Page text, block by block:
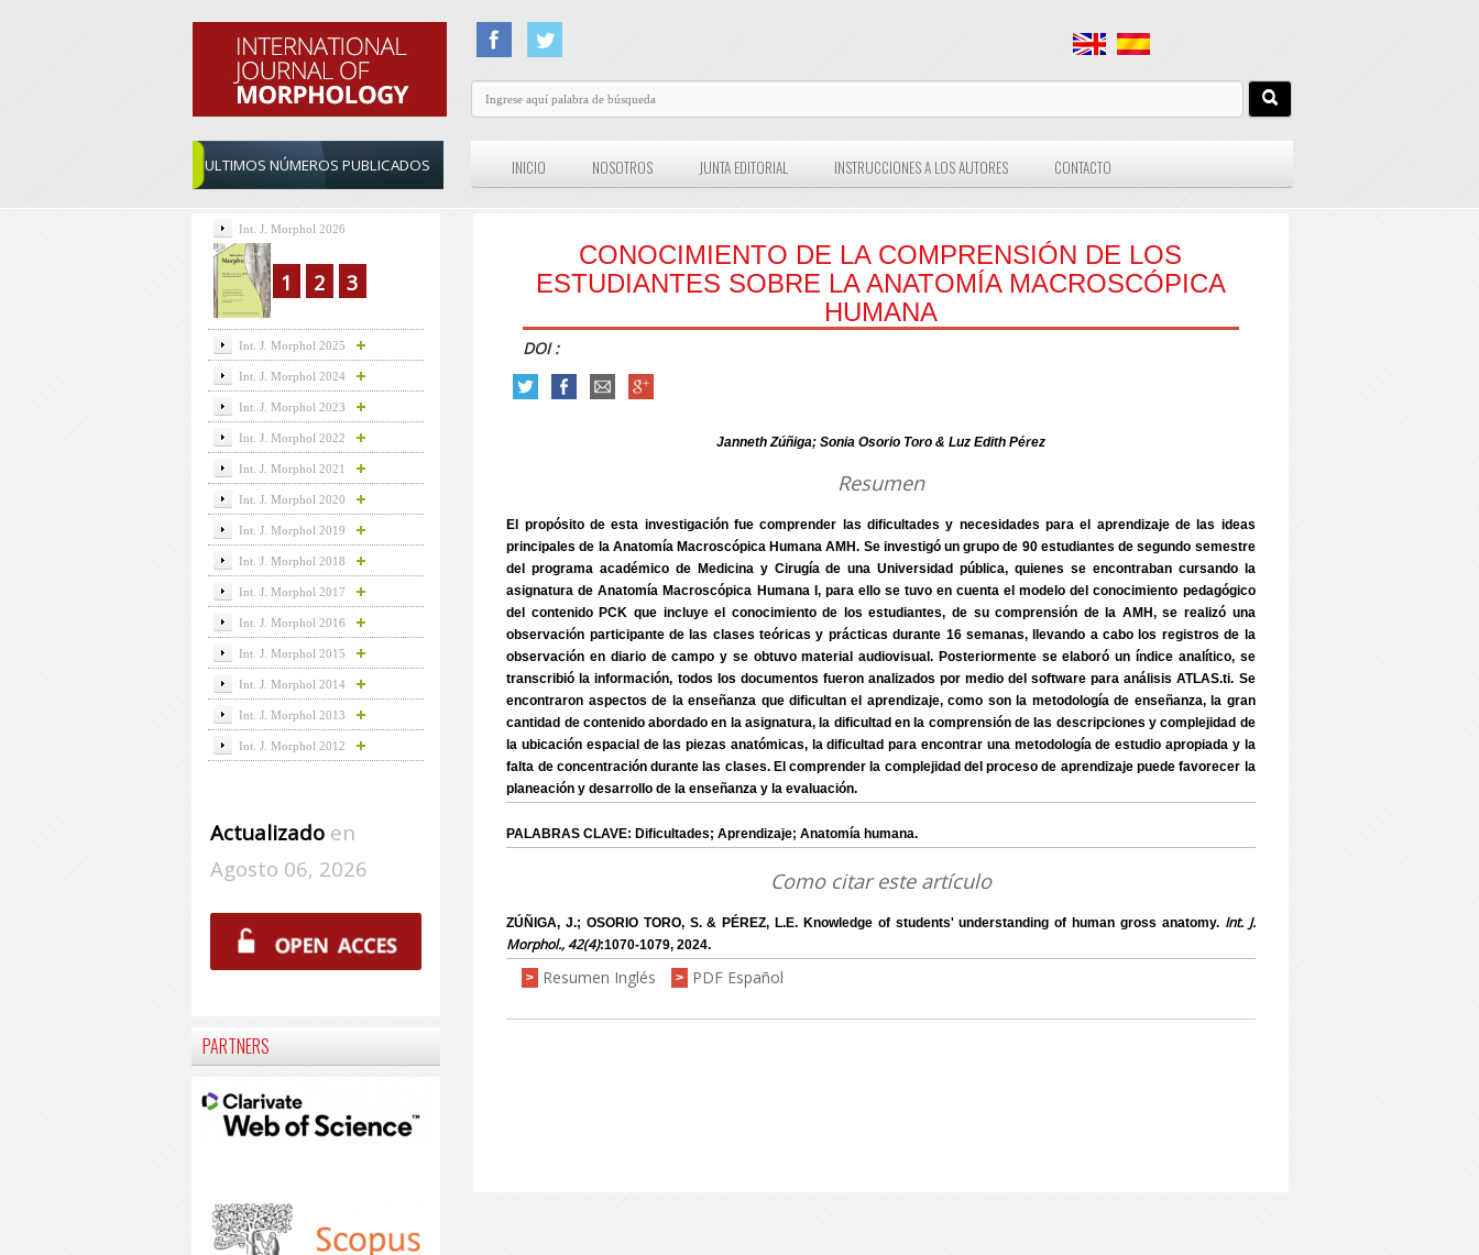
ULTIMOS NÚMEROS PUBLICADOS INICIO NOSOTROS JUNTA EDITORIAL INSTRUCCIONES A LOS AUTORES CONTACTO
CONOCIMIENTO DE LA COMPRENSIÓN DE LOS
ESTUDIANTES SOBRE LA ANATOMÍA MACROSCÓPICA
HUMANA
DOI :
Janneth Zúñiga; Sonia Osorio Toro & Luz Edith Pérez
Resumen
El propósito de esta investigación fue comprender las dificultades y necesidades para el aprendizaje de las ideas
principales de la Anatomía Macroscópica Humana AMH. Se investigó un grupo de 90 estudiantes de segundo semestre
del programa académico de Medicina y Cirugía de una Universidad pública, quienes se encontraban cursando la
asignatura de Anatomía Macroscópica Humana I, para ello se tuvo en cuenta el modelo del conocimiento pedagógico
del contenido PCK que incluye el conocimiento de los estudiantes, de su comprensión de la AMH, se realizó una
observación participante de las clases teóricas y prácticas durante 16 semanas, llevando a cabo los registros de la
observación en diario de campo y se obtuvo material audiovisual. Posteriormente se elaboró un índice analítico, se
transcribió la información, todos los documentos fueron analizados por medio del software para análisis ATLAS.ti. Se
encontraron aspectos de la enseñanza que dificultan el aprendizaje, como son la metodología de enseñanza, la gran
cantidad de contenido abordado en la asignatura, la dificultad en la comprensión de las descripciones y complejidad de
la ubicación espacial de las piezas anatómicas, la dificultad para encontrar una metodología de estudio apropiada y la
falta de concentración durante las clases. El comprender la complejidad del proceso de aprendizaje puede favorecer la
planeación y desarrollo de la enseñanza y la evaluación.
PALABRAS CLAVE: Dificultades; Aprendizaje; Anatomía humana.
Como citar este artículo
ZÚÑIGA, J.; OSORIO TORO, S. & PÉREZ, L.E. Knowledge of students' understanding of human gross anatomy. Int. J.
Morphol., 42(4):1070-1079, 2024.
> Resumen Inglés > PDF Español
Int. J. Morphol 2026
1 2 3
Int. J. Morphol 2025
Int. J. Morphol 2024
Int. J. Morphol 2023
Int. J. Morphol 2022
Int. J. Morphol 2021
Int. J. Morphol 2020
Int. J. Morphol 2019
Int. J. Morphol 2018
Int. J. Morphol 2017
Int. J. Morphol 2016
Int. J. Morphol 2015
Int. J. Morphol 2014
Int. J. Morphol 2013
Int. J. Morphol 2012
Actualizadoen
Agosto 06, 2026
PARTNERS